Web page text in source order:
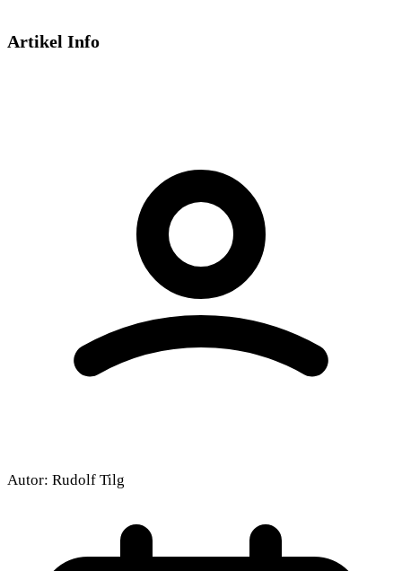
Artikel Info
Autor: Rudolf Tilg